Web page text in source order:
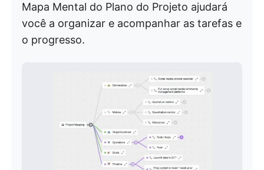
Mapa Mental do Plano do Projeto ajudará
você a organizar e acompanhar as tarefas e
o progresso.